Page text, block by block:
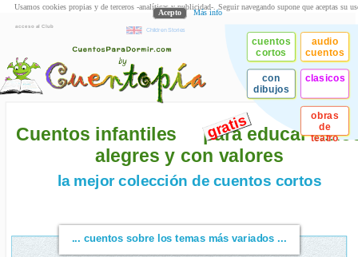
acceso al Club
Children Stories
Cuentos infantiles para educar
alegres y con valores
gratis
la mejor colección decuentos cortos
... cuentos sobre los temas más variados ...
cuentos
cortos
audio
cuentos
con
dibujos
clasicos
obras
de
teatro
Usamos cookies propias y de terceros -analíticas y publicidad-. Seguir navegando supone que aceptas su
Acepto Más info